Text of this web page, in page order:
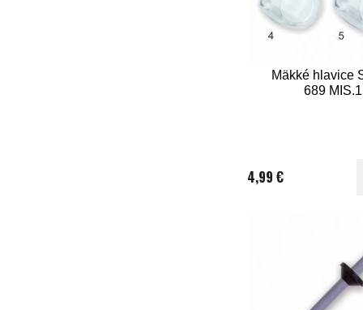
Mäkké hlavice
689 MIS.1
4,99 €